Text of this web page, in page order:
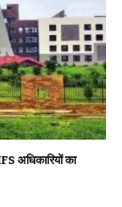
अधिकारियों का